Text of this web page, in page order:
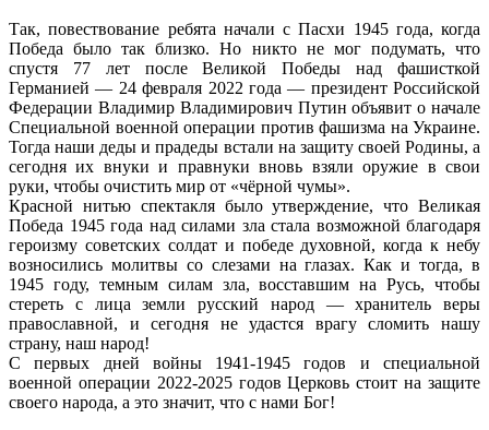
Так, повествование ребята начали с Пасхи 1945 года, когда
Победа было так близко. Но никто не мог подумать, что
спустя 77 лет после Великой Победы над фашисткой
Германией — 24 февраля 2022 года — президент Российской
Федерации Владимир Владимирович Путин объявит о начале
Специальной военной операции против фашизма на Украине.
Тогда наши деды и прадеды встали на защиту своей Родины, а
сегодня их внуки и правнуки вновь взяли оружие в свои
руки, чтобы очистить мир от «чёрной чумы».
Красной нитью спектакля было утверждение, что Великая
Победа 1945 года над силами зла стала возможной благодаря
героизму советских солдат и победе духовной, когда к небу
возносились молитвы со слезами на глазах. Как и тогда, в
1945 году, темным силам зла, восставшим на Русь, чтобы
стереть с лица земли русский народ — хранитель веры
православной, и сегодня не удастся врагу сломить нашу
страну, наш народ!
С первых дней войны 1941-1945 годов и специальной
военной операции 2022-2025 годов Церковь стоит на защите
своего народа, а это значит, что с нами Бог!